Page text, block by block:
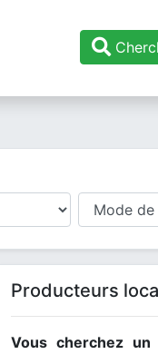
Producteurs
Vous cherchez